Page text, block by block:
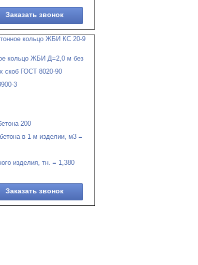
Заказать звонок
кольцо ЖБИ Д=2,0 м без
скоб ГОСТ 8020-90
3
200
в 1-м изделии, м3 =
изделия, тн. = 1,380
Заказать звонок